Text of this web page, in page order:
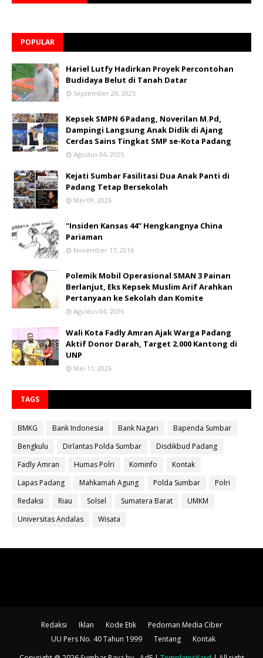
POPULAR
Hariel Lutfy Hadirkan Proyek Percontohan
Budidaya Belut di Tanah Datar
September 26, 2025
Kepsek SMPN 6 Padang, Noverilan M.Pd,
Dampingi Langsung Anak Didik di Ajang
Cerdas Sains Tingkat SMP se-Kota Padang
Agustus 04, 2025
Kejati Sumbar Fasilitasi Dua Anak Panti di
Padang Tetap Bersekolah
Mei 09, 2026
"Insiden Kansas 44" Hengkangnya China
Pariaman
November 17, 2016
Polemik Mobil Operasional SMAN 3 Painan
Berlanjut, Eks Kepsek Muslim Arif Arahkan
Pertanyaan ke Sekolah dan Komite
Agustus 04, 2026
Wali Kota Fadly Amran Ajak Warga Padang
Aktif Donor Darah, Target 2.000 Kantong di
UNP
Mei 11, 2026
TAGS
BMKG Bank Indonesia Bank Nagari
Bapenda Sumbar
Bengkulu
Dirlantas Polda Sumbar
Disdikbud Padang
Fadly Amran
Humas Polri Kominfo
Kontak
Lapas Padang
Mahkamah Agung Polda Sumbar
Polri
Redaksi
Riau Solsel Sumatera Barat
UMKM
Universitas Andalas
Wisata
Redaksi Iklan Kode Etik
Pedoman Media Ciber
UU Pers No. 40 Tahun 1999
Tentang
Kontak